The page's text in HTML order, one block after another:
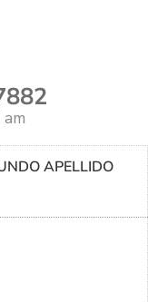
APELLIDO